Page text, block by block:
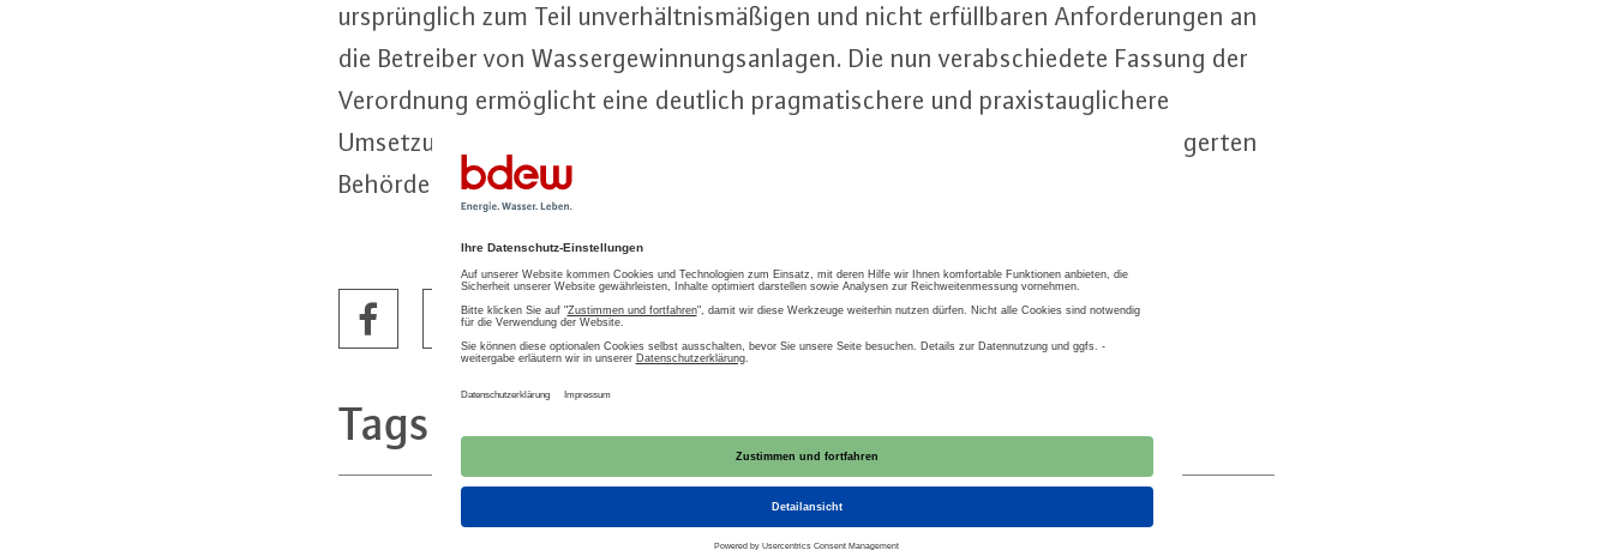
ur­sprüng­lich zum Teil un­ver­hält­nis­mä­ßi­gen und nicht er­füll­ba­ren An­for­de­run­gen an
die Betreiber von Was­ser­ge­win­nungs­an­la­gen. Die nun ver­ab­schie­de­te Fassung der
Ver­ord­nung er­mög­licht eine deutlich prag­ma­ti­sche­re und pra­xis­taug­li­che­re
Umsetzung. Jetzt kommt es darauf an, dass die Vorgaben von den nach­ge­la­ger­ten
Behörden ebenfalls ent­spre­chend un­bü­ro­kra­tisch umgesetzt werden.“
Tags